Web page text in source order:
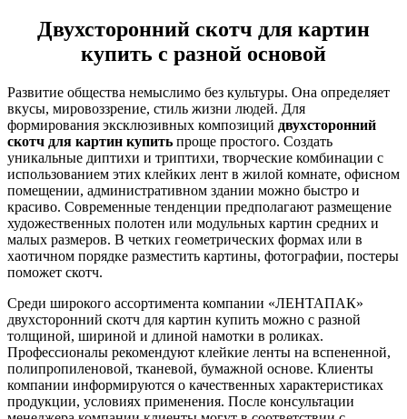
Двухсторонний скотч для картин
купить с разной основой
Развитие общества немыслимо без культуры. Она определяет
вкусы, мировоззрение, стиль жизни людей. Для
формирования эксклюзивных композиций двухсторонний
скотч для картин купить проще простого. Создать
уникальные диптихи и триптихи, творческие комбинации с
использованием этих клейких лент в жилой комнате, офисном
помещении, административном здании можно быстро и
красиво. Современные тенденции предполагают размещение
художественных полотен или модульных картин средних и
малых размеров. В четких геометрических формах или в
хаотичном порядке разместить картины, фотографии, постеры
поможет скотч.
Среди широкого ассортимента компании «ЛЕНТАПАК»
двухсторонний скотч для картин купить можно с разной
толщиной, шириной и длиной намотки в роликах.
Профессионалы рекомендуют клейкие ленты на вспененной,
полипропиленовой, тканевой, бумажной основе. Клиенты
компании информируются о качественных характеристиках
продукции, условиях применения. После консультации